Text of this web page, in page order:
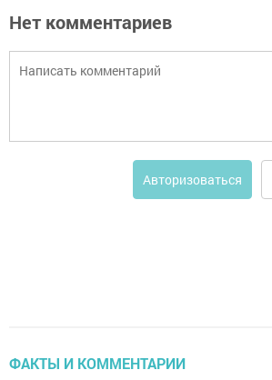
Нет комментариев
Авторизоваться
ФАКТЫ И КОММЕНТАРИИ